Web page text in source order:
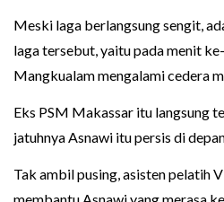
Meski laga berlangsung sengit,
laga tersebut, yaitu pada menit
Mangkualam mengalami cedera
Eks PSM Makassar itu langsung
jatuhnya Asnawi itu persis di
Tak ambil pusing, asisten pelatih